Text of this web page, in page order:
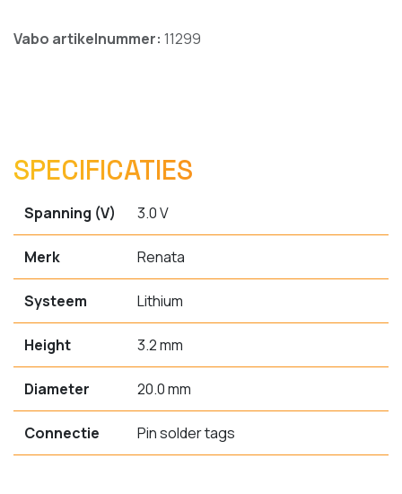
Vabo artikelnummer: 11299
SPECIFICATIES
Spanning (V) 3.0 V
Merk Renata
Systeem Lithium
Height 3.2 mm
Diameter 20.0 mm
Connectie Pin solder tags